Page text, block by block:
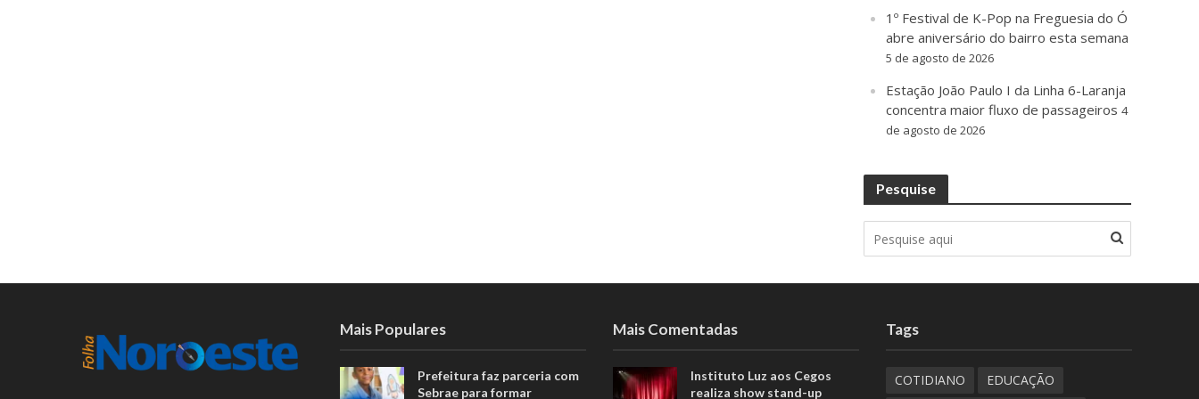
1º Festival de K-Pop na Freguesia do Ó
abre aniversário do bairro esta semana
5 de agosto de 2026
Estação João Paulo I da Linha 6-Laranja
concentra maior fluxo de passageiros 4
de agosto de 2026
Pesquise
Mais Populares
Prefeitura faz parceria com
Sebrae para formar
Mais Comentadas
Instituto Luz aos Cegos
realiza show stand-up
Tags
COTIDIANO EDUCAÇÃO